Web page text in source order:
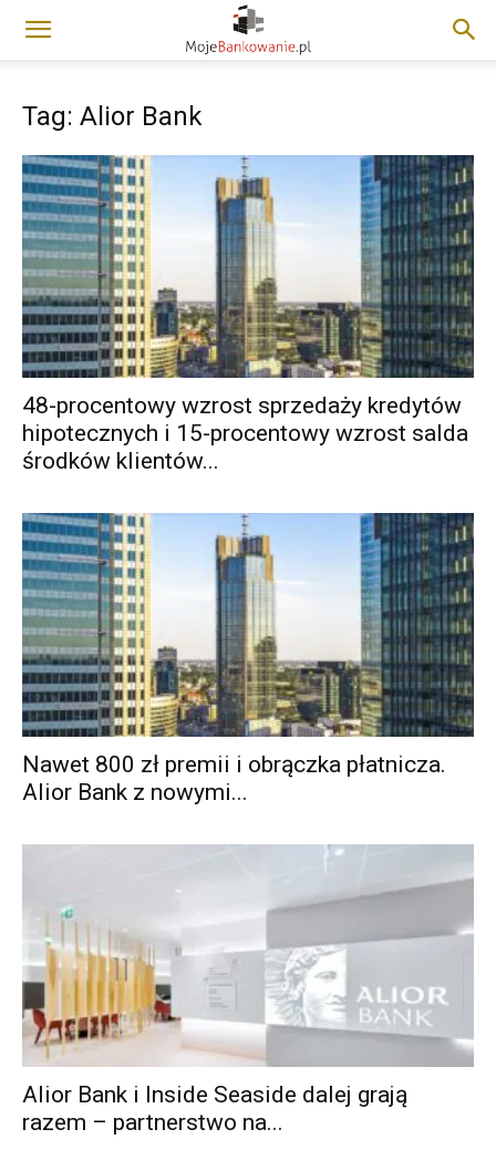
Tag: Alior Bank
48-procentowy wzrost sprzedaży kredytów
hipotecznych i 15-procentowy wzrost salda
środków klientów...
Nawet 800 zł premii i obrączka płatnicza.
Alior Bank z nowymi...
Alior Bank i Inside Seaside dalej grają
razem – partnerstwo na...